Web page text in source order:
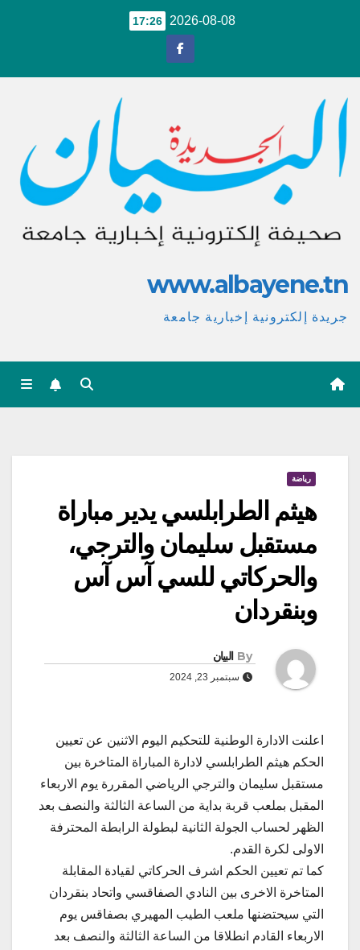
2026-08-08
17:26
www.albayene.tn
جريدة إلكترونية إخبارية جامعة
رياضة
هيثم الطرابلسي يدير مباراة
مستقبل سليمان والترجي،
والحركاتي للسي آس آس
وبنقردان
By البيان
سبتمبر 23, 2024
اعلنت الادارة الوطنية للتحكيم اليوم الاثنين عن تعيين
الحكم هيثم الطرابلسي لادارة المباراة المتاخرة بين
مستقبل سليمان والترجي الرياضي المقررة يوم الاربعاء
المقبل بملعب قربة بداية من الساعة الثالثة والنصف بعد
الظهر لحساب الجولة الثانية لبطولة الرابطة المحترفة
الاولى لكرة القدم.
كما تم تعيين الحكم اشرف الحركاتي لقيادة المقابلة
المتاخرة الاخرى بين النادي الصفاقسي واتحاد بنقردان
التي سيحتضنها ملعب الطيب المهيري بصفاقس يوم
الاربعاء القادم انطلاقا من الساعة الثالثة والنصف بعد